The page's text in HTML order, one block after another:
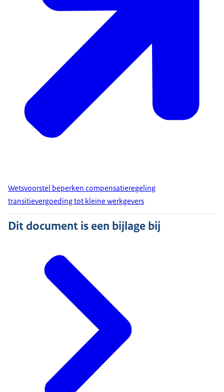
Wetsvoorstel beperken compensatieregeling
transitievergoeding tot kleine werkgevers
Dit document is een bijlage bij